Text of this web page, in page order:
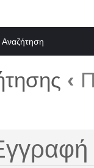
Αναζήτηση
‹